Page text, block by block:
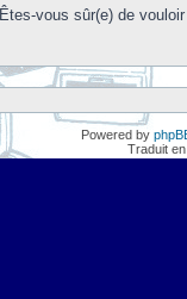
Êtes-vous sûr(e) de
Powered by
Traduit